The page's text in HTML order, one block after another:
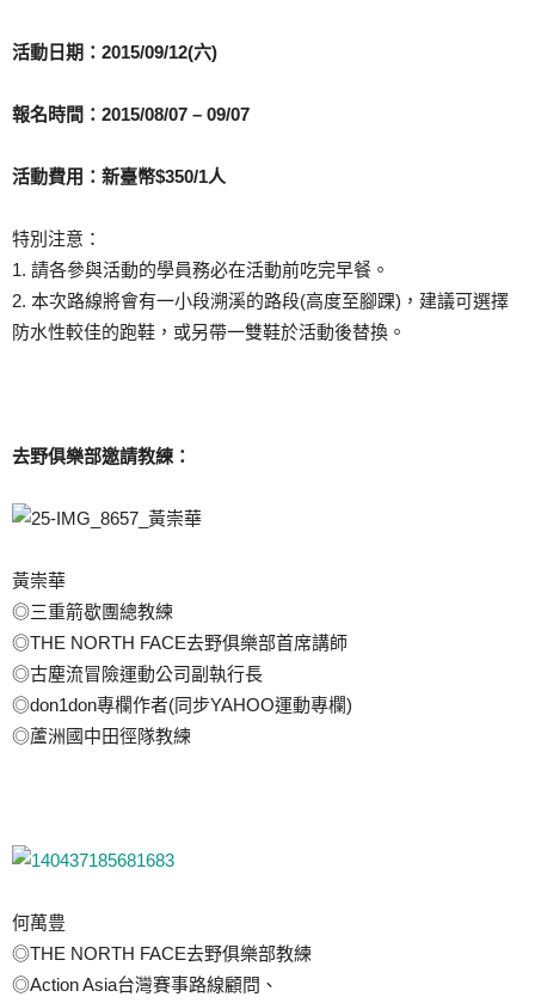
活動日期：2015/09/12(六)
報名時間：2015/08/07 – 09/07
活動費用：新臺幣$350/1人
特別注意：
1. 請各參與活動的學員務必在活動前吃完早餐。
2. 本次路線將會有一小段溯溪的路段(高度至腳踝)，建議可選擇
防水性較佳的跑鞋，或另帶一雙鞋於活動後替換。
去野俱樂部邀請教練：
黃崇華
◎三重箭歇團總教練
◎THE NORTH FACE去野俱樂部首席講師
◎古塵流冒險運動公司副執行長
◎don1don專欄作者(同步YAHOO運動專欄)
◎蘆洲國中田徑隊教練
何萬豊
◎THE NORTH FACE去野俱樂部教練
◎Action Asia台灣賽事路線顧問、